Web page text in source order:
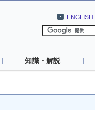
ENGLISH
知識・解説